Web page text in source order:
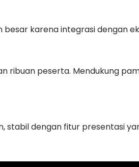
besar karena integrasi dengan
ribuan peserta. Mendukung
stabil dengan fitur presentasi